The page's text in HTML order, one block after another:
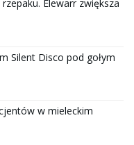
Elewarr zwiększa
Silent Disco pod gołym
w mieleckim